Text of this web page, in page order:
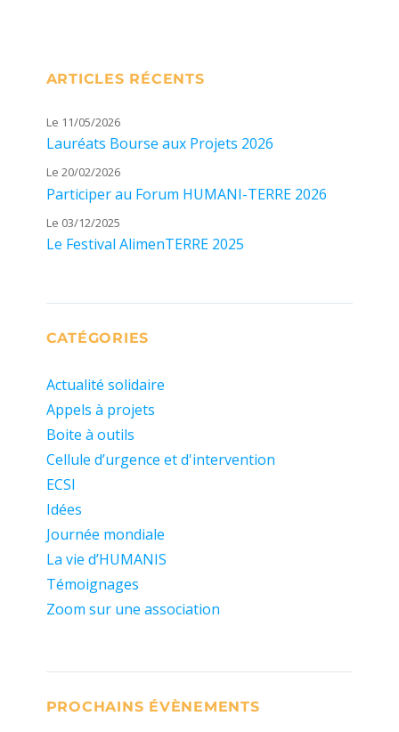
ARTICLES RÉCENTS
Le 11/05/2026
Lauréats Bourse aux Projets 2026
Le 20/02/2026
Participer au Forum HUMANI-TERRE 2026
Le 03/12/2025
Le Festival AlimenTERRE 2025
CATÉGORIES
Actualité solidaire
Appels à projets
Boite à outils
Cellule d’urgence et d'intervention
ECSI
Idées
Journée mondiale
La vie d’HUMANIS
Témoignages
Zoom sur une association
PROCHAINS ÉVÈNEMENTS